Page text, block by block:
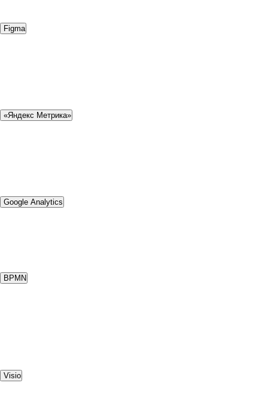
Figma
«Яндекс Метрика»
Google Analytics
BPMN
Visio